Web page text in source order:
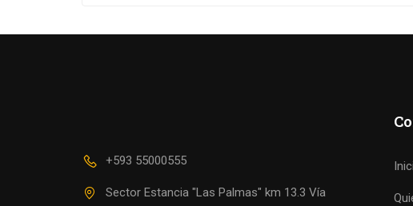
+593 55000555
Sector Estancia "Las Palmas" km 13.3 Vía